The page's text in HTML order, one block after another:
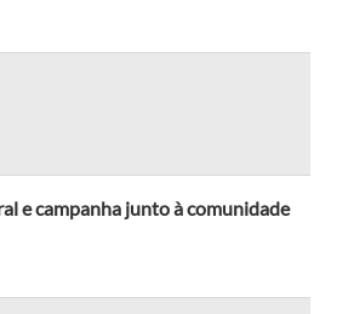
e campanha junto à comunidade